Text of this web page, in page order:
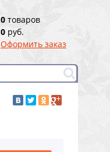
0 товаров
0 руб.
Оформить заказ